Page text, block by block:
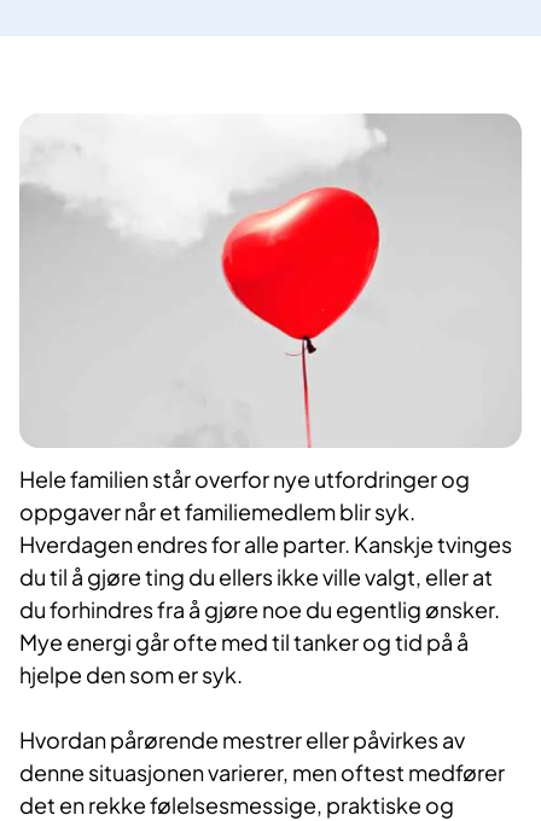
Hele familien står overfor nye utfordringer og
oppgaver når et familiemedlem blir syk.
Hverdagen endres for alle parter. Kanskje tvinges
du til å gjøre ting du ellers ikke ville valgt, eller at
du forhindres fra å gjøre noe du egentlig ønsker.
Mye energi går ofte med til tanker og tid på å
hjelpe den som er syk.
​Hvordan pårørende mestrer eller påvirkes av
denne situasjonen varierer, men oftest medfører
det en rekke følelsesmessige, praktiske og